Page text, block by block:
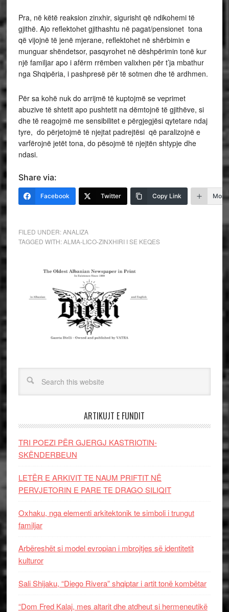
Pra, në këtë reaksion zinxhir, sigurisht që ndikohemi të
gjithë. Ajo reflektohet gjithashtu në pagat/pensionet tona
që vijojnë të jenë mjerane, reflektohet në shërbimin e
munguar shëndetsor, pasqyrohet në dëshpërimin tonë kur
një familjar apo i afërm rrëmben valixhen për t’ja mbathur
nga Shqipëria, i pashpresë për të sotmen dhe të ardhmen.
Për sa kohë nuk do arrijmë të kuptojmë se veprimet
abuzive të shtetit apo pushtetit na dëmtojnë të gjithëve, si
dhe të reagojmë me sensibilitet e përgjegjësi qytetare ndaj
tyre, do përjetojmë të njejtat padrejtësi që paralizojnë e
varfërojnë jetët tona, do pësojmë të njejtën shtypje dhe
ndasi.
Share via:
Facebook Twitter Copy Link More
FILED UNDER:ANALIZA
TAGGED WITH:ALMA-LICO-ZINXHIRI I SE KEQES
ARTIKUJT E FUNDIT
TRI POEZI PËR GJERGJ KASTRIOTIN-
SKËNDERBEUN
LETËR E ARKIVIT TE NAUM PRIFTIT NË
PERVJETORIN E PARE TE DRAGO SILIQIT
Oxhaku, nga elementi arkitektonik te simboli i trungut
familjar
Arbëreshët si model evropian i mbrojtjes së identitetit
kulturor
Sali Shijaku, “Diego Rivera” shqiptar i artit tonë kombëtar
“Dom Fred Kalaj, mes altarit dhe atdheut si hermeneutikë